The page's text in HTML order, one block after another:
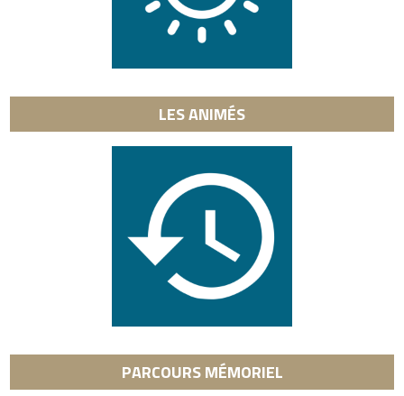
LES ANIMÉS
PARCOURS MÉMORIEL